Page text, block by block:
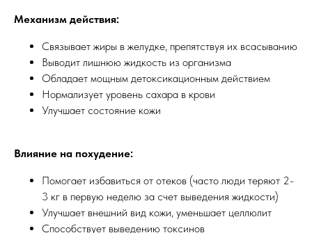
Механизм действия:
Связывает жиры в желудке, препятствуя их всасыванию
Выводит лишнюю жидкость из организма
Обладает мощным детоксикационным действием
Нормализует уровень сахара в крови
Улучшает состояние кожи
Влияние на похудение:
Помогает избавиться от отеков (часто люди теряют 2-
3 кг в первую неделю за счет выведения жидкости)
Улучшает внешний вид кожи, уменьшает целлюлит
Способствует выведению токсинов